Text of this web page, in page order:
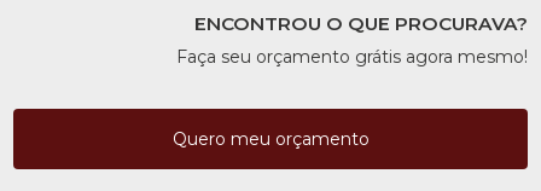
ENCONTROU O QUE PROCURAVA?
Faça seu orçamento grátis agora mesmo!
Quero meu orçamento